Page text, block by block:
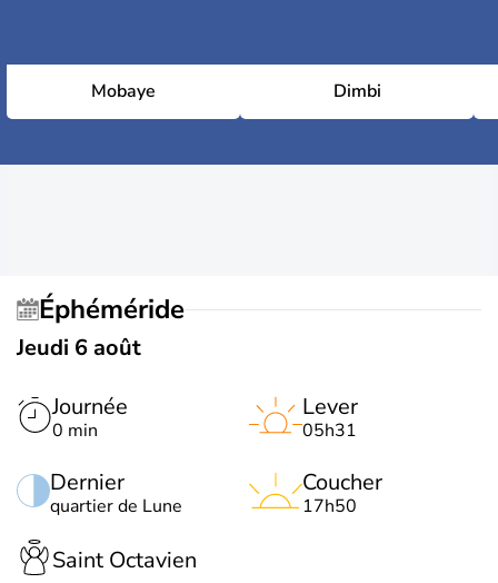
Mobaye Dimbi
Éphéméride
Jeudi 6 août
Journée
0 min
Dernier
quartier de Lune
Lever
05h31
Coucher
17h50
Saint Octavien